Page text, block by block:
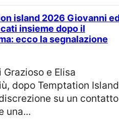
insieme dopo il
ecco la segnalazione
dopo Temptation Island
su un contatto
una...